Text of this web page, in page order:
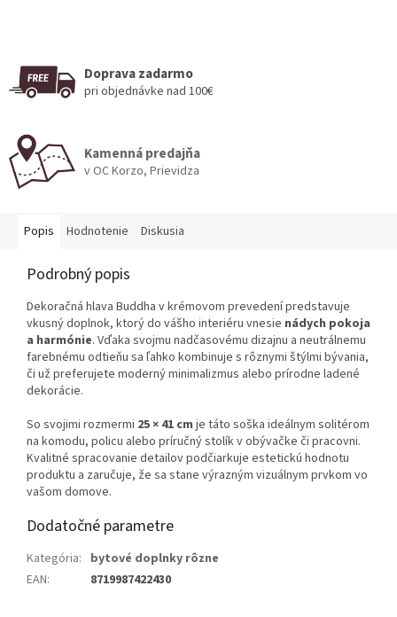
Doprava zadarmo
pri objednávke nad 100€
Kamenná predajňa
v OC Korzo, Prievidza
Popis Hodnotenie Diskusia
Podrobný popis
Dekoračná hlava Buddha v krémovom prevedení predstavuje
vkusný doplnok, ktorý do vášho interiéru vnesie nádych pokoja
a harmónie. Vďaka svojmu nadčasovému dizajnu a neutrálnemu
farebnému odtieňu sa ľahko kombinuje s rôznymi štýlmi bývania,
či už preferujete moderný minimalizmus alebo prírodne ladené
dekorácie.
So svojimi rozmermi 25 × 41 cm je táto soška ideálnym solitérom
na komodu, policu alebo príručný stolík v obývačke či pracovni.
Kvalitné spracovanie detailov podčiarkuje estetickú hodnotu
produktu a zaručuje, že sa stane výrazným vizuálnym prvkom vo
vašom domove.
Dodatočné parametre
Kategória: bytové doplnky rôzne
EAN: 8719987422430